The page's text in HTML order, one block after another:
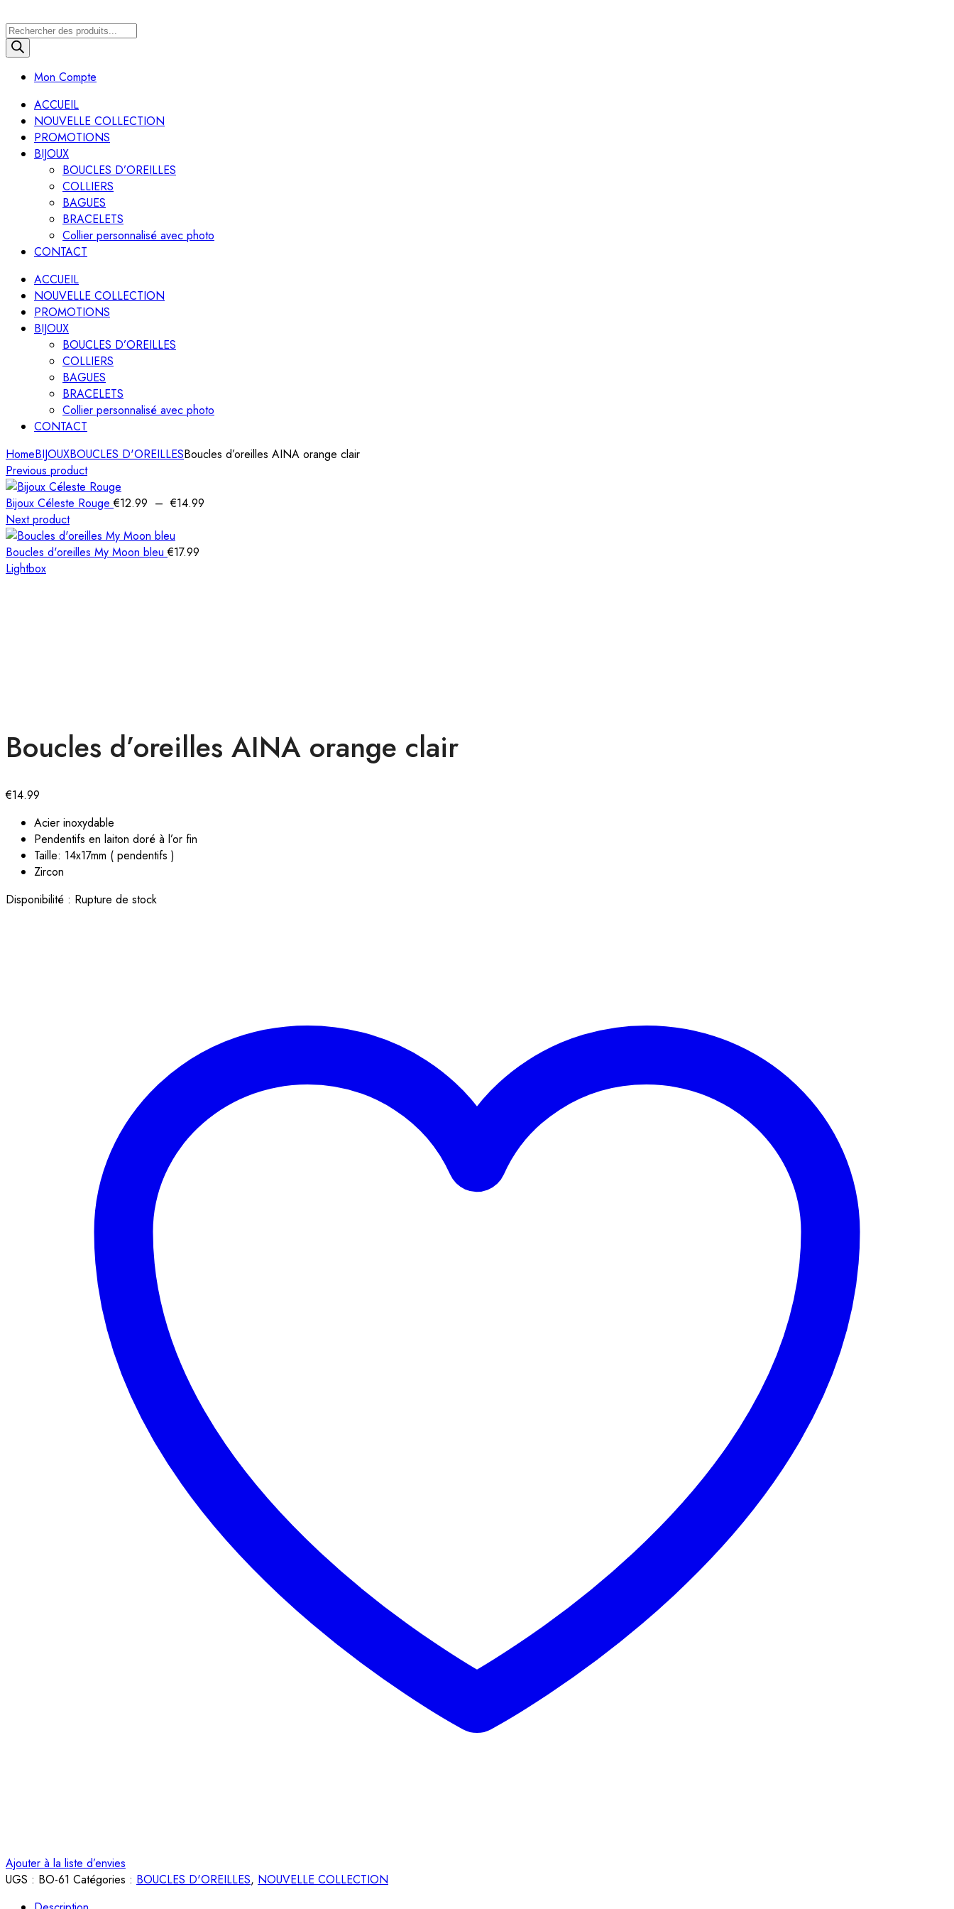
Recherche
de
produits
Mon Compte
ACCUEIL
NOUVELLE COLLECTION
PROMOTIONS
BIJOUX
BOUCLES D’OREILLES
COLLIERS
BAGUES
BRACELETS
Collier personnalisé avec photo
CONTACT
ACCUEIL
NOUVELLE COLLECTION
PROMOTIONS
BIJOUX
BOUCLES D’OREILLES
COLLIERS
BAGUES
BRACELETS
Collier personnalisé avec photo
CONTACT
HomeBIJOUXBOUCLES D'OREILLESBoucles d’oreilles AINA orange clair
Previous product
Bijoux Céleste Rouge€12.99 – €14.99
Next product
Boucles d'oreilles My Moon bleu€17.99
Lightbox
Boucles d’oreilles AINA orange clair
€14.99
Acier inoxydable
Pendentifs en laiton doré à l’or fin
Taille: 14x17mm ( pendentifs )
Zircon
Disponibilité : Rupture de stock
Ajouter à la liste d’envies
UGS : BO-61 Catégories : BOUCLES D'OREILLES, NOUVELLE COLLECTION